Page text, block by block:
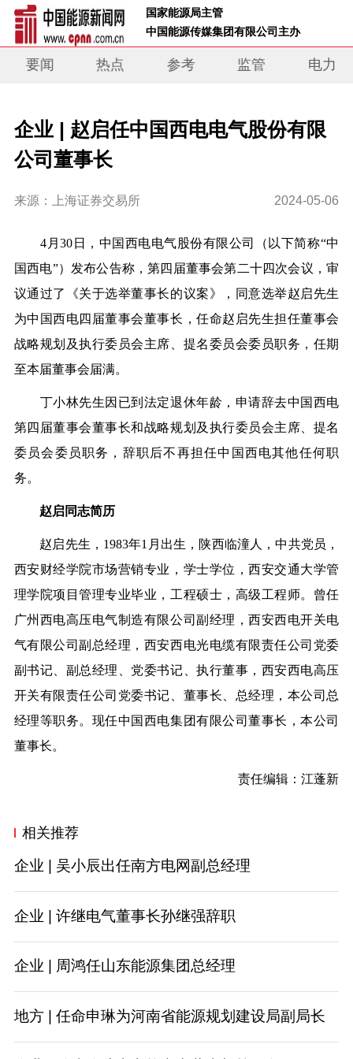
国家能源局主管
中国能源传媒集团有限公司主办
要闻 热点 参考 监管 电力
企业 | 赵启任中国西电电气股份有限
公司董事长
来源：上海证券交易所 2024-05-06
4月30日，中国西电电气股份有限公司（以下简称“中
国西电”）发布公告称，第四届董事会第二十四次会议，审
议通过了《关于选举董事长的议案》，同意选举赵启先生
为中国西电四届董事会董事长，任命赵启先生担任董事会
战略规划及执行委员会主席、提名委员会委员职务，任期
至本届董事会届满。
丁小林先生因已到法定退休年龄，申请辞去中国西电
第四届董事会董事长和战略规划及执行委员会主席、提名
委员会委员职务，辞职后不再担任中国西电其他任何职
务。
赵启同志简历
赵启先生，1983年1月出生，陕西临潼人，中共党员，
西安财经学院市场营销专业，学士学位，西安交通大学管
理学院项目管理专业毕业，工程硕士，高级工程师。曾任
广州西电高压电气制造有限公司副经理，西安西电开关电
气有限公司副总经理，西安西电光电缆有限责任公司党委
副书记、副总经理、党委书记、执行董事，西安西电高压
开关有限责任公司党委书记、董事长、总经理，本公司总
经理等职务。现任中国西电集团有限公司董事长，本公司
董事长。
责任编辑：江蓬新
相关推荐
企业 | 吴小辰出任南方电网副总经理
企业 | 许继电气董事长孙继强辞职
企业 | 周鸿任山东能源集团总经理
地方 | 任命申琳为河南省能源规划建设局副局长